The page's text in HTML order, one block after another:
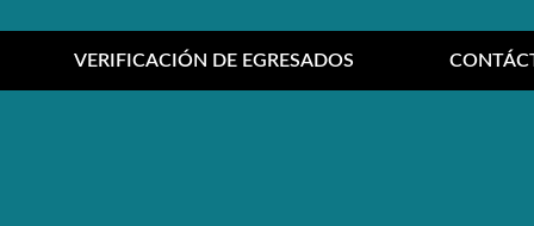
VERIFICACIÓN DE EGRESADOS